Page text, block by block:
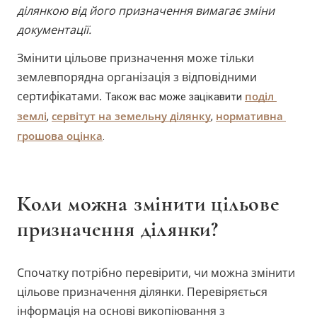
ділянкою від його призначення вимагає зміни
документації.
Змінити цільове призначення може тільки
землевпорядна організація з відповідними
сертифікатами. Також вас може зацікавити поділ
землі, сервітут на земельну ділянку, нормативна
грошова оцінка.
Коли можна змінити цільове
призначення ділянки?
Спочатку потрібно перевірити, чи можна змінити
цільове призначення ділянки. Перевіряється
інформація на основі викопіювання з